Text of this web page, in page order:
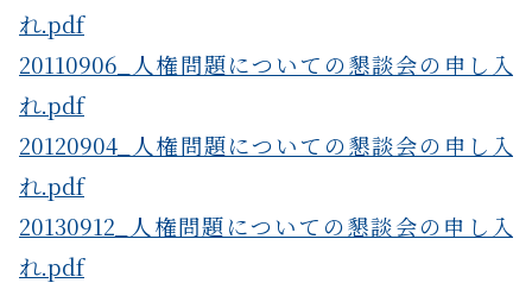
れ.pdf
20110906_人権問題についての懇談会の申し入
れ.pdf
20120904_人権問題についての懇談会の申し入
れ.pdf
20130912_人権問題についての懇談会の申し入
れ.pdf